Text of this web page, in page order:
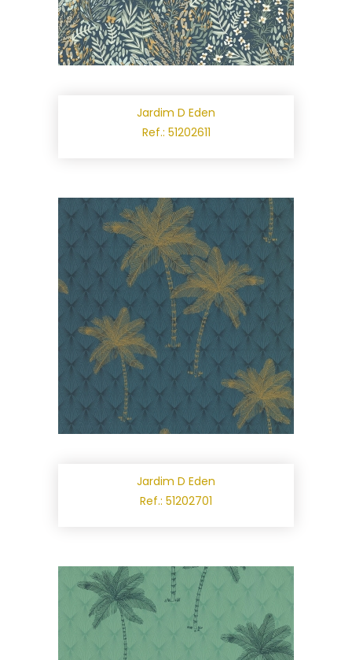
Jardim D Eden
Ref.: 51202611
Jardim D Eden
Ref.: 51202701